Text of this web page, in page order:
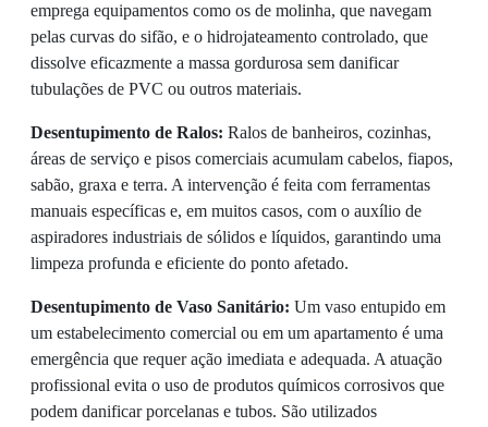
emprega equipamentos como os de molinha, que navegam
pelas curvas do sifão, e o hidrojateamento controlado, que
dissolve eficazmente a massa gordurosa sem danificar
tubulações de PVC ou outros materiais.
Desentupimento de Ralos: Ralos de banheiros, cozinhas,
áreas de serviço e pisos comerciais acumulam cabelos, fiapos,
sabão, graxa e terra. A intervenção é feita com ferramentas
manuais específicas e, em muitos casos, com o auxílio de
aspiradores industriais de sólidos e líquidos, garantindo uma
limpeza profunda e eficiente do ponto afetado.
Desentupimento de Vaso Sanitário: Um vaso entupido em
um estabelecimento comercial ou em um apartamento é uma
emergência que requer ação imediata e adequada. A atuação
profissional evita o uso de produtos químicos corrosivos que
podem danificar porcelanas e tubos. São utilizados